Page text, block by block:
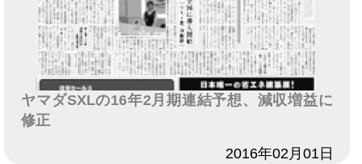
ヤマダSXLの16年2月期連結予想、減収増益に
修正
2016年02月01日